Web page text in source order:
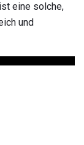
eine solche,
und